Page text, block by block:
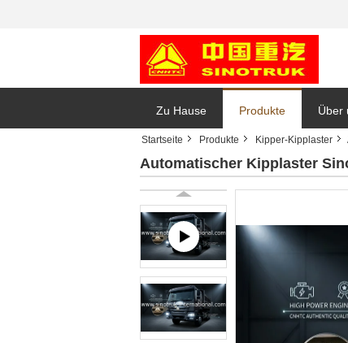
Zu Hause Produkte Über
Startseite Produkte Kipper-Kipplaster
Automatischer Kipplaster